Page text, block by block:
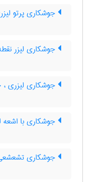
جوشکاری پرتو
جوشکاری لیزر
جوشکاری لیزری ،
جوشکاری با اشعه
جوشکاری